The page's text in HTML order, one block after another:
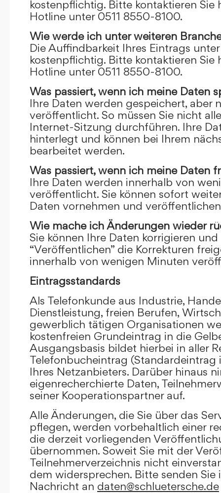
kostenpflichtig. Bitte kontaktieren Sie
Hotline unter 0511 8550-8100.
Wie werde ich unter weiteren
Die Auffindbarkeit Ihres Eintrags
kostenpflichtig. Bitte kontaktieren Sie
Hotline unter 0511 8550-8100.
Was passiert, wenn ich meine Daten
Ihre Daten werden gespeichert, aber
veröffentlicht. So müssen Sie nicht
Internet-Sitzung durchführen. Ihre
hinterlegt und können bei Ihrem
bearbeitet werden.
Was passiert, wenn ich meine Daten
Ihre Daten werden innerhalb von
veröffentlicht. Sie können sofort
Daten vornehmen und
Wie mache ich Änderungen wieder
Sie können Ihre Daten korrigieren
“Veröffentlichen” die Korrekturen
innerhalb von wenigen Minuten
Eintragsstandards
Als Telefonkunde aus Industrie,
Dienstleistung, freien Berufen,
gewerblich tätigen Organisationen
kostenfreien Grundeintrag in die
Ausgangsbasis bildet hierbei in aller
Telefonbucheintrag (Standardeintrag
Ihres Netzanbieters. Darüber hinaus
eigenrecherchierte Daten,
seiner Kooperationspartner auf.
Alle Änderungen, die Sie über das
pflegen, werden vorbehaltlich einer
die derzeit vorliegenden
übernommen. Soweit Sie mit der
Teilnehmerverzeichnis nicht
dem widersprechen. Bitte senden Sie
Nachricht an daten@schluetersche.de